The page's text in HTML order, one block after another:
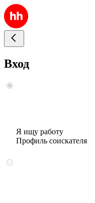
Вход
Я ищу работу
Профиль соискателя